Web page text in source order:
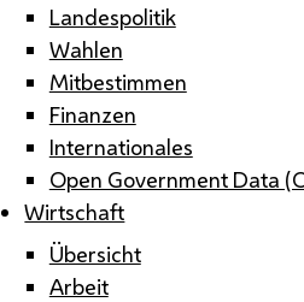
Landespolitik
Wahlen
Mitbestimmen
Finanzen
Internationales
Open Government Data
Wirtschaft
Übersicht
Arbeit